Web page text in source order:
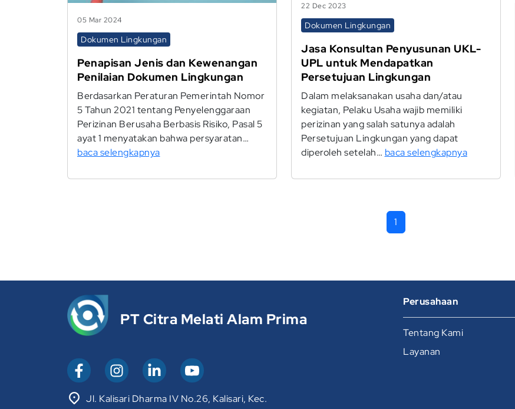
05 Mar 2024
Dokumen Lingkungan
Penapisan Jenis dan Kewenangan
Penilaian Dokumen Lingkungan
Berdasarkan Peraturan Pemerintah Nomor
5 Tahun 2021 tentang Penyelenggaraan
Perizinan Berusaha Berbasis Risiko, Pasal 5
ayat 1 menyatakan bahwa persyaratan…
baca selengkapnya
22 Dec 2023
Dokumen Lingkungan
Jasa Konsultan Penyusunan UKL-
UPL untuk Mendapatkan
Persetujuan Lingkungan
Dalam melaksanakan usaha dan/atau
kegiatan, Pelaku Usaha wajib memiliki
perizinan yang salah satunya adalah
Persetujuan Lingkungan yang dapat
diperoleh setelah… baca selengkapnya
1
PT Citra Melati Alam Prima
Jl. Kalisari Dharma IV No.26, Kalisari, Kec.
Perusahaan
Tentang Kami
Layanan